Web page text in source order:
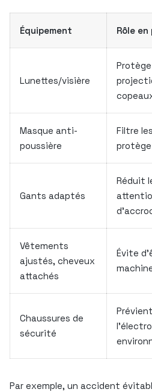
Équipement Rôle
Lunettes/visière
Masque anti-
poussière
Filtre
Gants adaptés
Réduit
Vêtements
ajustés, cheveux
attachés
Évite
Chaussures de
sécurité
Par exemple, un accident